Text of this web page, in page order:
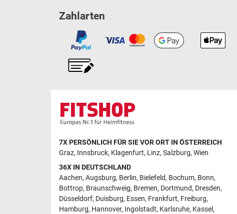
Zahlarten
7X PERSÖNLICH FÜR SIE VOR ORT IN ÖSTERREICH
Graz, Innsbruck, Klagenfurt, Linz, Salzburg, Wien
36X IN DEUTSCHLAND
Aachen, Augsburg, Berlin, Bielefeld, Bochum, Bonn,
Bottrop, Braunschweig, Bremen, Dortmund, Dresden,
Düsseldorf, Duisburg, Essen, Frankfurt, Freiburg,
Hamburg, Hannover, Ingolstadt, Karlsruhe, Kassel,